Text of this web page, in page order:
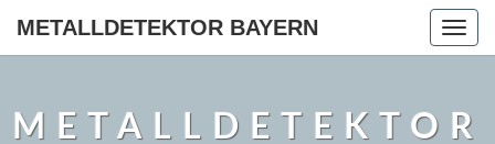
METALLDETEKTOR BAYERN
METALLDETEKTOR